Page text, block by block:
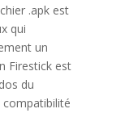
.apk est
qui
un
Firestick est
du
compatibilité